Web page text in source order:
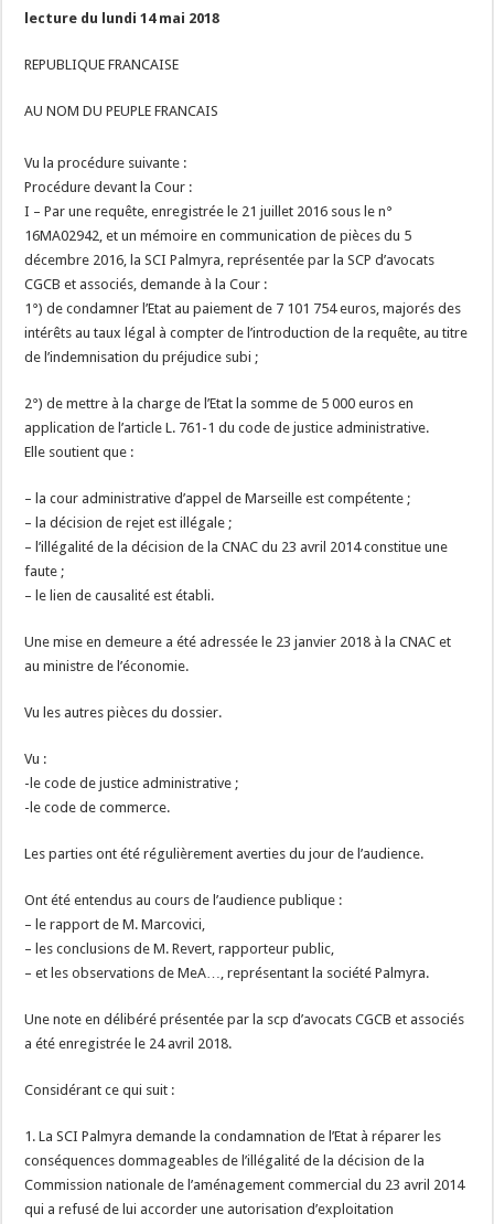
lecture du lundi 14 mai 2018
REPUBLIQUE FRANCAISE
AU NOM DU PEUPLE FRANCAIS
Vu la procédure suivante :
Procédure devant la Cour :
I – Par une requête, enregistrée le 21 juillet 2016 sous le n°
16MA02942, et un mémoire en communication de pièces du 5
décembre 2016, la SCI Palmyra, représentée par la SCP d’avocats
CGCB et associés, demande à la Cour :
1°) de condamner l’Etat au paiement de 7 101 754 euros, majorés des
intérêts au taux légal à compter de l’introduction de la requête, au titre
de l’indemnisation du préjudice subi ;
2°) de mettre à la charge de l’Etat la somme de 5 000 euros en
application de l’article L. 761-1 du code de justice administrative.
Elle soutient que :
– la cour administrative d’appel de Marseille est compétente ;
– la décision de rejet est illégale ;
– l’illégalité de la décision de la CNAC du 23 avril 2014 constitue une
faute ;
– le lien de causalité est établi.
Une mise en demeure a été adressée le 23 janvier 2018 à la CNAC et
au ministre de l’économie.
Vu les autres pièces du dossier.
Vu :
-le code de justice administrative ;
-le code de commerce.
Les parties ont été régulièrement averties du jour de l’audience.
Ont été entendus au cours de l’audience publique :
– le rapport de M. Marcovici,
– les conclusions de M. Revert, rapporteur public,
– et les observations de MeA…, représentant la société Palmyra.
Une note en délibéré présentée par la scp d’avocats CGCB et associés
a été enregistrée le 24 avril 2018.
Considérant ce qui suit :
1. La SCI Palmyra demande la condamnation de l’Etat à réparer les
conséquences dommageables de l’illégalité de la décision de la
Commission nationale de l’aménagement commercial du 23 avril 2014
qui a refusé de lui accorder une autorisation d’exploitation